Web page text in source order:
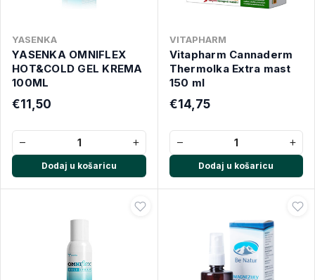
YASENKA
YASENKA OMNIFLEX
HOT&COLD GEL KREMA
100ML
€11,50
− +
Dodaj u košaricu
VITAPHARM
Vitapharm Cannaderm
Thermolka Extra mast
150 ml
€14,75
− +
Dodaj u košaricu